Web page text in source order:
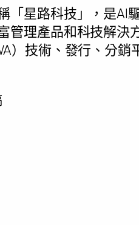
「星路科技」，是AI
理產品和科技解決
）技術、發行、分銷